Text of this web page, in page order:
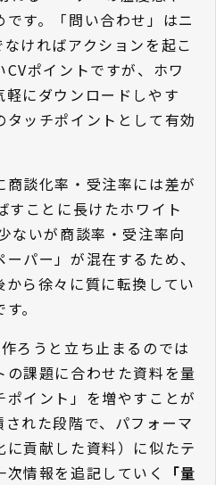
す。「問い合わせ」はニ
ければアクションを起こ
ポイントですが、ホワ
にダウンロードしやす
タッチポイントとして有効
談化率・受注率には差が
すことに長けたホワイト
ないが商談率・受注率向
パー」が混在するため、
から徐々に質に転換してい
。
ろうと立ち止まるのでは
課題に合わせた資料を量
イント」を増やすことが
れた段階で、パフォーマ
貢献した資料）に似たテ
情報を追記していく
「量